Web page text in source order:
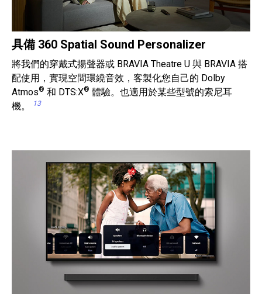
具備 360 Spatial Sound Personalizer
將我們的穿戴式揚聲器或 BRAVIA Theatre U 與 BRAVIA 搭
配使用，實現空間環繞音效，客製化您自己的 Dolby
Atmos® 和 DTS:X® 體驗。也適用於某些型號的索尼耳
機。
13